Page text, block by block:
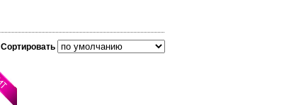
Сортировать